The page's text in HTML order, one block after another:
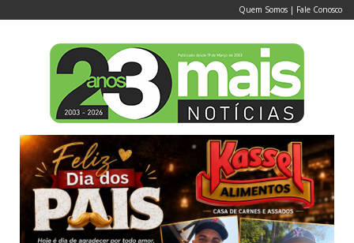
Quem Somos | Fale Conosco